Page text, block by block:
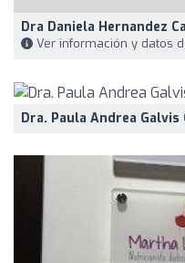
Dra Daniela Hernandez
Ver información y datos
Dra. Paula Andrea Galvis